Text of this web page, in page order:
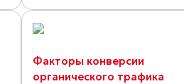
Факторы конверсии
органического трафика